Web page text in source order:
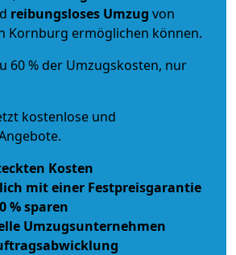
reibungsloses Umzug von
Kornburg ermöglichen können.
60 % der Umzugskosten, nur
kostenlose und
Kosten
mit einer Festpreisgarantie
% sparen
Umzugsunternehmen